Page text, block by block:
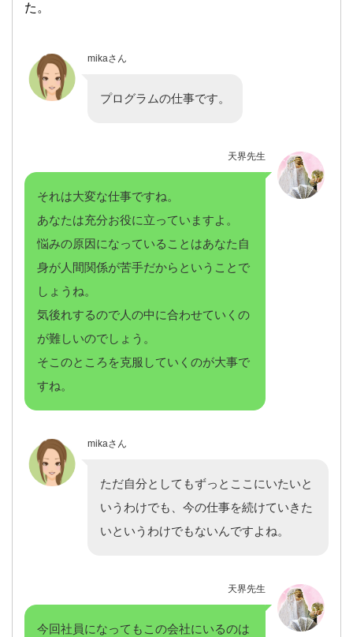
た。
mikaさん
プログラムの仕事です。
天界先生
それは大変な仕事ですね。
あなたは充分お役に立っていますよ。
悩みの原因になっていることはあなた自
身が人間関係が苦手だからということで
しょうね。
気後れするので人の中に合わせていくの
が難しいのでしょう。
そこのところを克服していくのが大事で
すね。
mikaさん
ただ自分としてもずっとここにいたいと
いうわけでも、今の仕事を続けていきた
いというわけでもないんですよね。
天界先生
今回社員になってもこの会社にいるのは